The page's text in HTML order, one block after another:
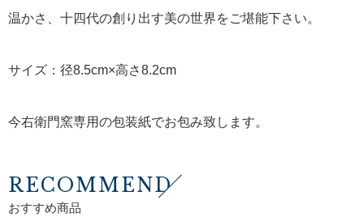
温かさ、十四代の創り出す美の世界をご堪能下さい。
サイズ：径8.5cm×高さ8.2cm
今右衛門窯専用の包装紙でお包み致します。
RECOMMEND
おすすめ商品